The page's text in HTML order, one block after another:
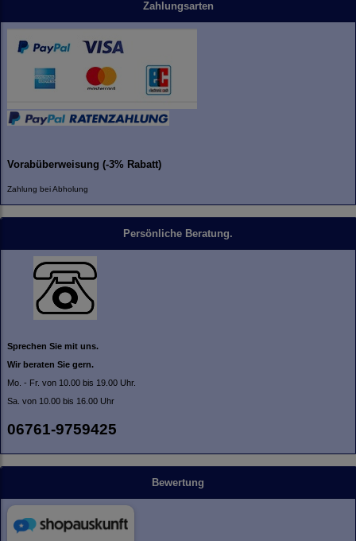
Zahlungsarten
Vorabüberweisung (-3% Rabatt)
Zahlung bei Abholung
Persönliche Beratung.
Sprechen Sie mit uns.
Wir beraten Sie gern.
Mo. - Fr. von 10.00 bis 19.00 Uhr.
Sa. von 10.00 bis 16.00 Uhr
06761-9759425
Bewertung